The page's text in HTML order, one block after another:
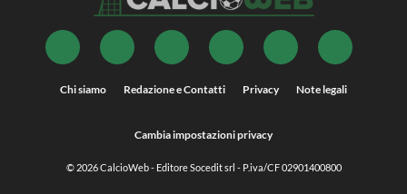
Chi siamo Redazione e Contatti Privacy Note legali
Cambia impostazioni privacy
© 2026CalcioWeb- Editore Socedit srl - P.iva/CF 02901400800